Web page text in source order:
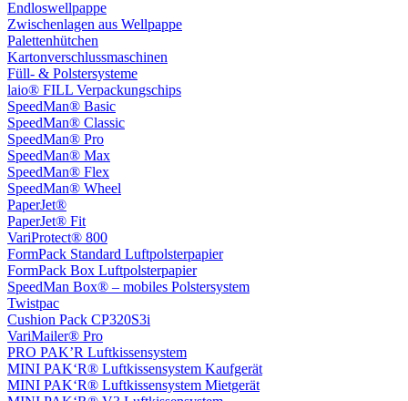
Endloswellpappe
Zwischenlagen aus Wellpappe
Palettenhütchen
Kartonverschlussmaschinen
Füll- & Polstersysteme
laio® FILL Verpackungschips
SpeedMan® Basic
SpeedMan® Classic
SpeedMan® Pro
SpeedMan® Max
SpeedMan® Flex
SpeedMan® Wheel
PaperJet®
PaperJet® Fit
VariProtect® 800
FormPack Standard Luftpolsterpapier
FormPack Box Luftpolsterpapier
SpeedMan Box® – mobiles Polstersystem
Twistpac
Cushion Pack CP320S3i
VariMailer® Pro
PRO PAK’R Luftkissensystem
MINI PAK‘R® Luftkissensystem Kaufgerät
MINI PAK‘R® Luftkissensystem Mietgerät